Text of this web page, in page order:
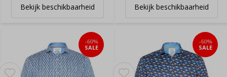
Bekijk beschikbaarheid Bekijk beschikbaarheid
-60%
SALE
-60%
SALE